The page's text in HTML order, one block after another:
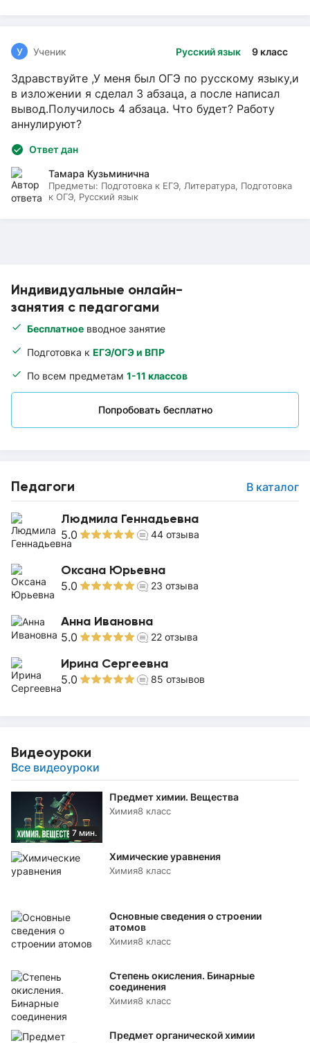
Индивидуальные онлайн-
занятия с педагогами
Бесплатное вводное занятие
Подготовка к ЕГЭ/ОГЭ и ВПР
По всем предметам 1-11 классов
Попробовать бесплатно
Педагоги В каталог
Людмила Геннадьевна
5.0 44 отзыва
Оксана Юрьевна
5.0 23 отзыва
Анна Ивановна
5.0 22 отзыва
Ирина Сергеевна
5.0 85 отзывов
Видеоуроки
Все видеоуроки
7 мин.
Предмет химии. Вещества
Химия8 класс
Химические уравнения
Химия8 класс
Основные сведения о строении
атомов
Химия8 класс
Степень окисления. Бинарные
соединения
Химия8 класс
Предмет органической химии
Русский язык 9 класс
У Ученик
Здравствуйте ,У меня был ОГЭ по русскому языку,и
в изложении я сделал 3 абзаца, а после написал
вывод.Получилось 4 абзаца. Что будет? Работу
аннулируют?
Ответ дан
Тамара Кузьминична
Предметы: Подготовка к ЕГЭ, Литература, Подготовка
к ОГЭ, Русский язык